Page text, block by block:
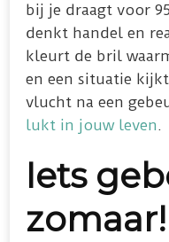
bij je draagt voor
denkt handel en
kleurt de bril
en een situatie
vlucht na een
lukt in jouw leven.
Iets
zomaar!